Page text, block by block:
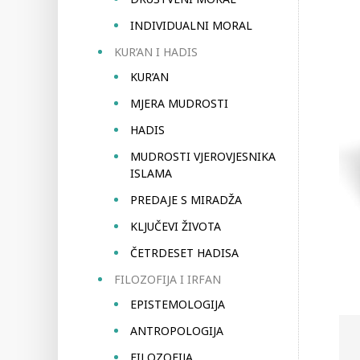
INDIVIDUALNI MORAL
KUR’AN I HADIS
KUR’AN
MJERA MUDROSTI
HADIS
MUDROSTI VJEROVJESNIKA
ISLAMA
PREDAJE S MIRADŽA
KLJUČEVI ŽIVOTA
ČETRDESET HADISA
FILOZOFIJA I IRFAN
EPISTEMOLOGIJA
ANTROPOLOGIJA